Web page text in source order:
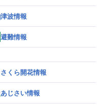
津波情報
避難情報
さくら開花情報
あじさい情報